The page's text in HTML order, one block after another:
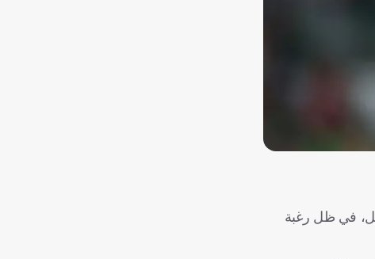
في ظل رغبة